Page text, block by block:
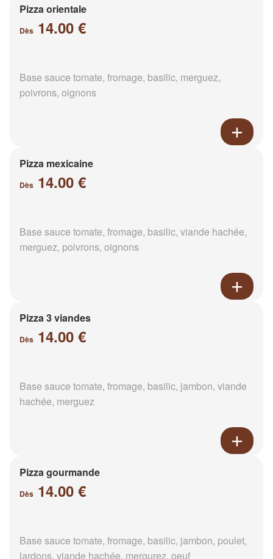
Pizza orientale
Dès 14.00 €
Base sauce tomate, fromage, basilic, merguez,
poivrons, oignons
Pizza mexicaine
Dès 14.00 €
Base sauce tomate, fromage, basilic, viande hachée,
merguez, poivrons, oignons
Pizza 3 viandes
Dès 14.00 €
Base sauce tomate, fromage, basilic, jambon, viande
hachée, merguez
Pizza gourmande
Dès 14.00 €
Base sauce tomate, fromage, basilic, jambon, poulet,
lardons, viande hachée, mergurez, oeuf